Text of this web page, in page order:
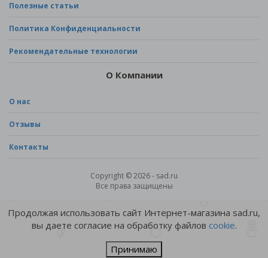
Полезные статьи
Политика Конфиденциальности
Рекомендательные технологии
О Компании
О нас
Отзывы
Контакты
Copyright © 2026 - sad.ru
Все права защищены
Продолжая использовать сайт Интернет-магазина sad.ru,
вы даете согласие на обработку файлов cookie.
Принимаю